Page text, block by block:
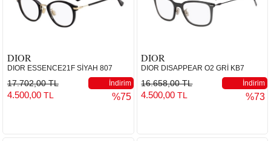
DIOR
DIOR ESSENCE21F SİYAH 807
17.702,00 TL İndirim
4.500,00 TL %75
DIOR
DIOR DISAPPEAR O2 GRİ KB7
16.658,00 TL İndirim
4.500,00TL %73